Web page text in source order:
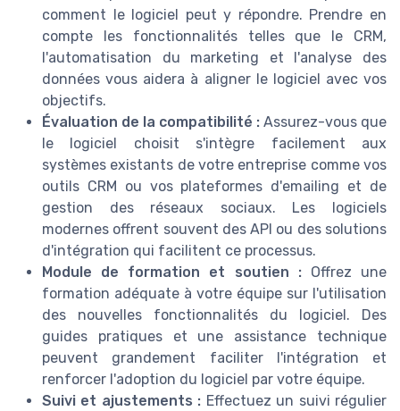
comment le logiciel peut y répondre. Prendre en
compte les fonctionnalités telles que le CRM,
l'automatisation du marketing et l'analyse des
données vous aidera à aligner le logiciel avec vos
objectifs.
Évaluation de la compatibilité : Assurez-vous que
le logiciel choisit s'intègre facilement aux
systèmes existants de votre entreprise comme vos
outils CRM ou vos plateformes d'emailing et de
gestion des réseaux sociaux. Les logiciels
modernes offrent souvent des API ou des solutions
d'intégration qui facilitent ce processus.
Module de formation et soutien :Offrez une
formation adéquate à votre équipe sur l'utilisation
des nouvelles fonctionnalités du logiciel. Des
guides pratiques et une assistance technique
peuvent grandement faciliter l'intégration et
renforcer l'adoption du logiciel par votre équipe.
Suivi et ajustements : Effectuez un suivi régulier